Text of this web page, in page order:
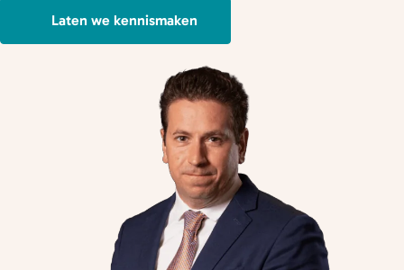
Laten we kennismaken